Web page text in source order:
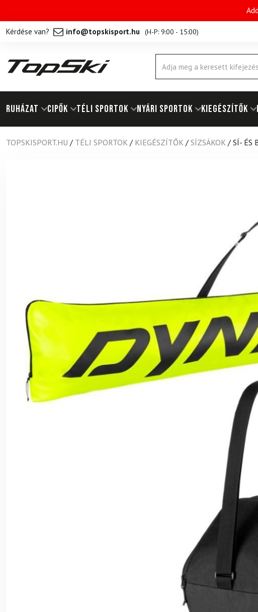
Kérdése van? info@topskisport.hu (H-P: 9:00 - 15:00)
Products
search
RUHÁZAT Cipők TÉLI SPORTOK NYÁRI SPORTOK KIEGÉSZÍTŐK
TOPSKISPORT.HU / TÉLI SPORTOK / KIEGÉSZÍTŐK / SÍZSÁKOK / SÍ- ÉS